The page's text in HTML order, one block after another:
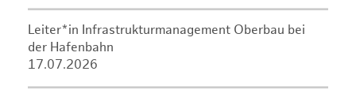
Leiter*in Infrastrukturmanagement Oberbau bei
der Hafenbahn
17.07.2026